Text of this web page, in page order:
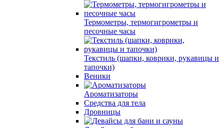
Термометры, термогигрометры и
песочные часы
Текстиль (шапки, коврики, рукавицы и
тапочки)
Веники
Ароматизаторы
Средства для тела
Дровницы